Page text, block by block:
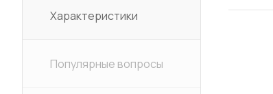
Характеристики
Популярные вопросы